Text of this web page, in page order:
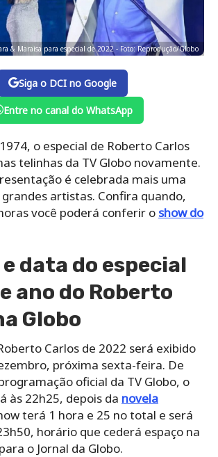
& Maraisa para especial de 2022 - Foto: Reprodução/Globo
Siga o DCI no Google
Entre no canal do WhatsApp
o especial de Roberto Carlos
telinhas da TV Globo novamente.
é celebrada mais uma
artistas. Confira quando,
você poderá conferir o show do
data do especial
ano do Roberto
Globo
Carlos de 2022 será exibido
próxima sexta-feira. De
oficial da TV Globo, o
às 22h25, depois da novela
terá 1 hora e 25 no total e será
horário que cederá espaço na
o Jornal da Globo.